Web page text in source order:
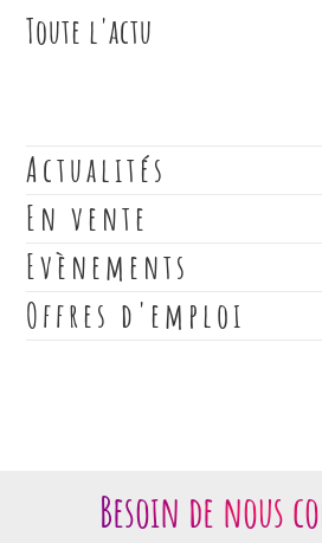
Toute l'actu
Actualités
En vente
Evènements
Offres d'emploi
Besoin de nous